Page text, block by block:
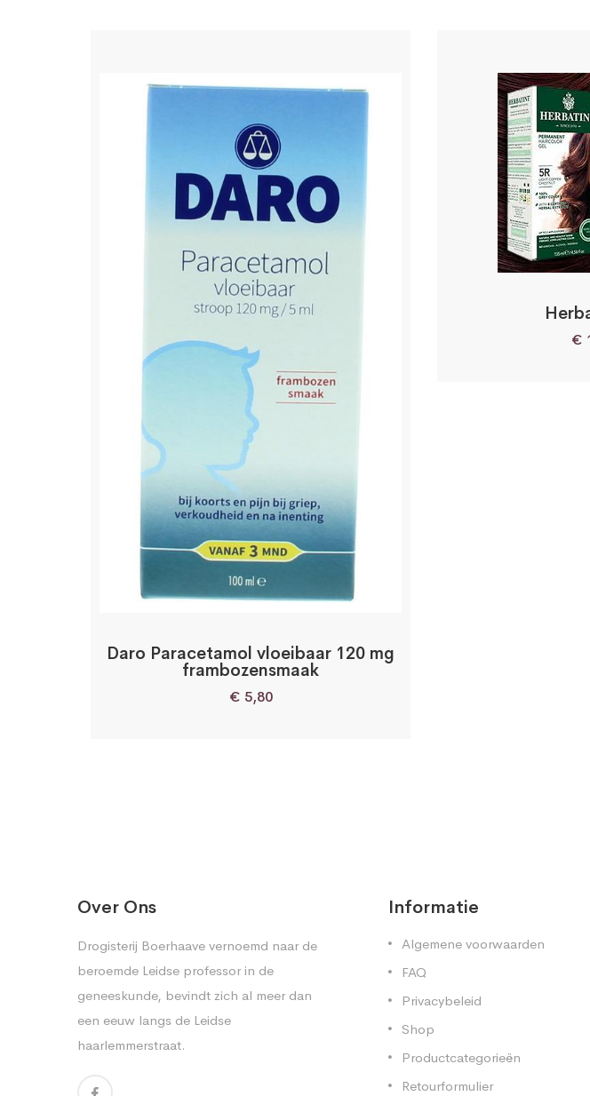
Daro Paracetamol vloeibaar 120 mg
frambozensmaak
€ 5,80
€
Over Ons
Drogisterij Boerhaave vernoemd naar de
beroemde Leidse professor in de
geneeskunde, bevindt zich al meer dan
een eeuw langs de Leidse
haarlemmerstraat.
Informatie
Algemene voorwaarden
FAQ
Privacybeleid
Shop
Productcategorieën
Retourformulier